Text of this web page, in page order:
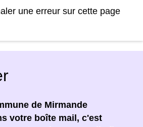
une erreur sur cette page
de Mirmande
votre boîte mail, c'est